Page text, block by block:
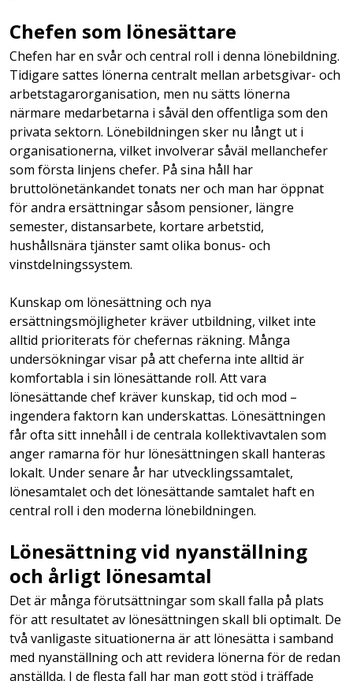
Chefen som lönesättare
Chefen har en svår och central roll i denna lönebildning.
Tidigare sattes lönerna centralt mellan arbetsgivar- och
arbetstagarorganisation, men nu sätts lönerna
närmare medarbetarna i såväl den offentliga som den
privata sektorn. Lönebildningen sker nu långt ut i
organisationerna, vilket involverar såväl mellanchefer
som första linjens chefer. På sina håll har
bruttolönetänkandet tonats ner och man har öppnat
för andra ersättningar såsom pensioner, längre
semester, distansarbete, kortare arbetstid,
hushållsnära tjänster samt olika bonus- och
vinstdelningssystem.
Kunskap om lönesättning och nya
ersättningsmöjligheter kräver utbildning, vilket inte
alltid prioriterats för chefernas räkning. Många
undersökningar visar på att cheferna inte alltid är
komfortabla i sin lönesättande roll. Att vara
lönesättande chef kräver kunskap, tid och mod –
ingendera faktorn kan underskattas. Lönesättningen
får ofta sitt innehåll i de centrala kollektivavtalen som
anger ramarna för hur lönesättningen skall hanteras
lokalt. Under senare år har utvecklingssamtalet,
lönesamtalet och det lönesättande samtalet haft en
central roll i den moderna lönebildningen.
Lönesättning vid nyanställning
och årligt lönesamtal
Det är många förutsättningar som skall falla på plats
för att resultatet av lönesättningen skall bli optimalt. De
två vanligaste situationerna är att lönesätta i samband
med nyanställning och att revidera lönerna för de redan
anställda. I de flesta fall har man gott stöd i träffade